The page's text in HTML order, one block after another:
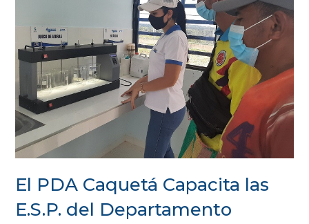
El PDA Caquetá Capacita las
E.S.P. del Departamento